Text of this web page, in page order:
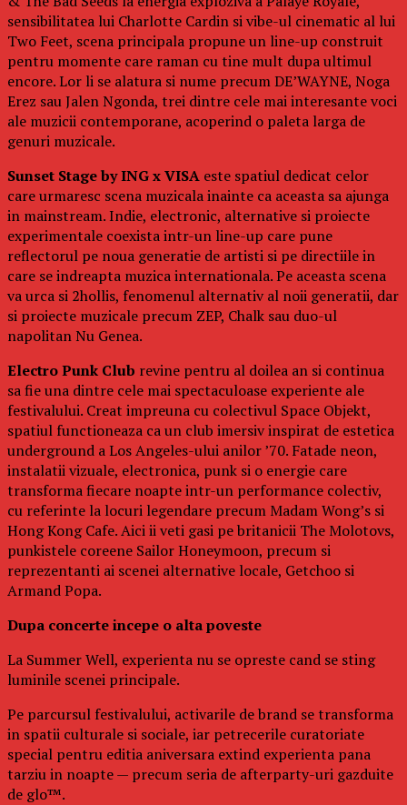
sensibilitatea lui Charlotte Cardin si vibe-ul cinematic al lui
Two Feet, scena principala propune un line-up construit
pentru momente care raman cu tine mult dupa ultimul
encore. Lor li se alatura si nume precum DE’WAYNE, Noga
Erez sau Jalen Ngonda, trei dintre cele mai interesante voci
ale muzicii contemporane, acoperind o paleta larga de
genuri muzicale.
Sunset Stage by ING x VISA este spatiul dedicat celor
care urmaresc scena muzicala inainte ca aceasta sa ajunga
in mainstream. Indie, electronic, alternative si proiecte
experimentale coexista intr-un line-up care pune
reflectorul pe noua generatie de artisti si pe directiile in
care se indreapta muzica internationala. Pe aceasta scena
va urca si 2hollis, fenomenul alternativ al noii generatii, dar
si proiecte muzicale precum ZEP, Chalk sau duo-ul
napolitan Nu Genea.
Electro Punk Club revine pentru al doilea an si continua
sa fie una dintre cele mai spectaculoase experiente ale
festivalului. Creat impreuna cu colectivul Space Objekt,
spatiul functioneaza ca un club imersiv inspirat de estetica
underground a Los Angeles-ului anilor ’70. Fatade neon,
instalatii vizuale, electronica, punk si o energie care
transforma fiecare noapte intr-un performance colectiv,
cu referinte la locuri legendare precum Madam Wong’s si
Hong Kong Cafe. Aici ii veti gasi pe britanicii The Molotovs,
punkistele coreene Sailor Honeymoon, precum si
reprezentanti ai scenei alternative locale, Getchoo si
Armand Popa.
Dupa concerte incepe o alta poveste
La Summer Well, experienta nu se opreste cand se sting
luminile scenei principale.
Pe parcursul festivalului, activarile de brand se transforma
in spatii culturale si sociale, iar petrecerile curatoriate
special pentru editia aniversara extind experienta pana
tarziu in noapte — precum seria de afterparty-uri gazduite
de glo™.